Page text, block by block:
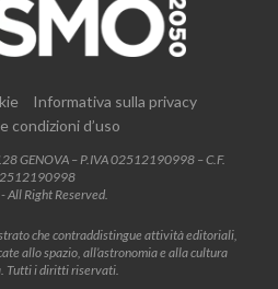
Informativa sulla privacy
condizioni d’uso
GENOVA – P.IVA 02512190998 – C.F.
All Right Reserved.
che contraddistingue attività editoriali,
allo spazio, all’astronomia e alla cultura
Tutti i diritti riservati.